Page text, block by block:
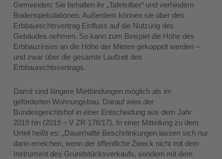
Gemeinden: Sie behalten ihr „Tafelsilber“ und verhindern
Bodenspekulationen. Außerdem können sie über den
Erbbaurechtsvertrag Einfluss auf die Nutzung des
Gebäudes nehmen. So kann zum Beispiel die Höhe des
Erbbauzinses an die Höhe der Mieten gekoppelt werden –
und zwar über die gesamte Laufzeit des
Erbbaurechtsvertrags.
Damit sind längere Mietbindungen möglich als im
geförderten Wohnungsbau. Darauf wies der
Bundesgerichtshof in einer Entscheidung aus dem Jahr
2019 hin (2019 – V ZR 176/17). In einer Mitteilung zu dem
Urteil heißt es: „Dauerhafte Beschränkungen lassen sich nur
dann erreichen, wenn der öffentliche Zweck nicht mit dem
Instrument des Grundstücksverkaufs, sondern mit dem